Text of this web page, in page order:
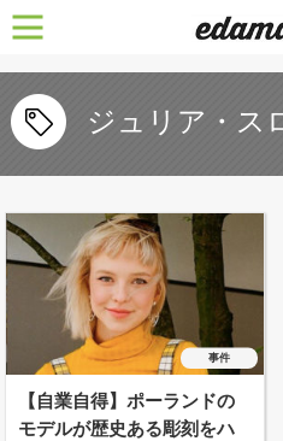
ジュリア・ス
【自業自得】ポーランドの
モデルが歴史ある彫刻をハ
事件